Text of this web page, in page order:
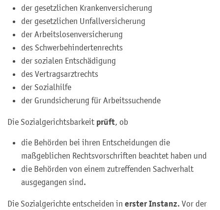
der gesetzlichen Krankenversicherung
der gesetzlichen Unfallversicherung
der Arbeitslosenversicherung
des Schwerbehindertenrechts
der sozialen Entschädigung
des Vertragsarztrechts
der Sozialhilfe
der Grundsicherung für Arbeitssuchende
Die Sozialgerichtsbarkeit prüft, ob
die Behörden bei ihren Entscheidungen die
maßgeblichen Rechtsvorschriften beachtet haben und
die Behörden von einem zutreffenden Sachverhalt
ausgegangen sind.
Die Sozialgerichte entscheiden in erster Instanz. Vor der